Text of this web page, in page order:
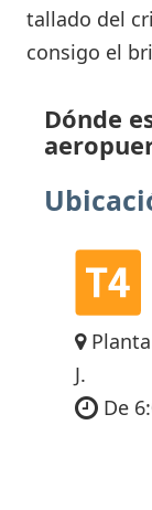
tallado del
consigo el
Dónde
Planta
J.
De